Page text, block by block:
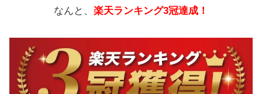
なんと、 楽天ランキング3冠達成！